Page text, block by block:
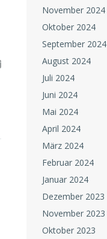
November 2024
Oktober 2024
September 2024
August 2024
Juli 2024
Juni 2024
Mai 2024
April 2024
März 2024
Februar 2024
Januar 2024
Dezember 2023
November 2023
Oktober 2023